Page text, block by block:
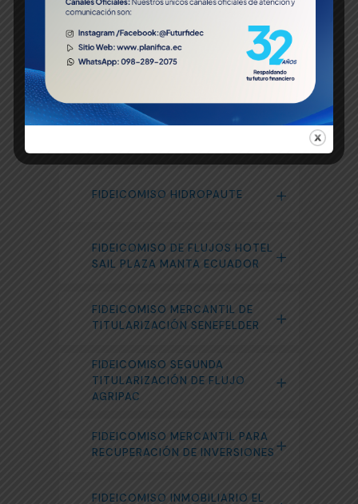
FIDEICOMISO MERCANTIL
IRREVOCABLE SEGUNDA
TITULARIZACION – CEMS –
MUNICIPALIDAD DE GUAYAQUIL
FIDEICOMISO MERCANTIL DE
FIDEICOMISO HIDROPAUTE
FIDEICOMISO DE FLUJOS HOTEL
SAIL PLAZA MANTA ECUADOR
FIDEICOMISO MERCANTIL DE
TITULARIZACIÓN SENEFELDER
FIDEICOMISO SEGUNDA
TITULARIZACIÓN DE FLUJO
AGRIPAC
FIDEICOMISO MERCANTIL PARA
RECUPERACIÓN DE INVERSIONES
FIDEICOMISO INMOBILIARIO EL